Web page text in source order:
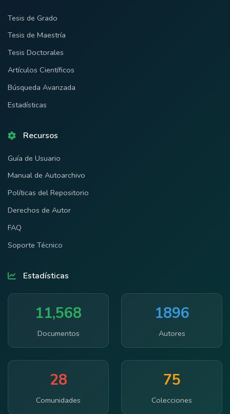
Tesis de Grado
Tesis de Maestría
Tesis Doctorales
Artículos Científicos
Búsqueda Avanzada
Estadísticas
Recursos
Guía de Usuario
Manual de Autoarchivo
Políticas del Repositorio
Derechos de Autor
FAQ
Soporte Técnico
Estadísticas
11,568
Documentos
1896
Autores
28
Comunidades
75
Colecciones